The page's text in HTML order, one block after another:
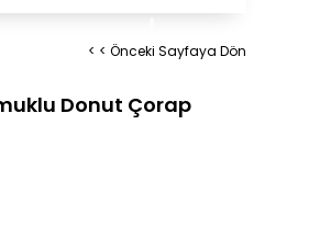
< < Önceki Sayfaya Dön
Donut Çorap